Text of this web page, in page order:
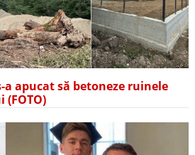
a apucat să betoneze ruinele